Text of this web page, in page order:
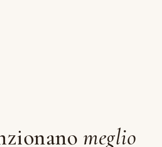
meglio